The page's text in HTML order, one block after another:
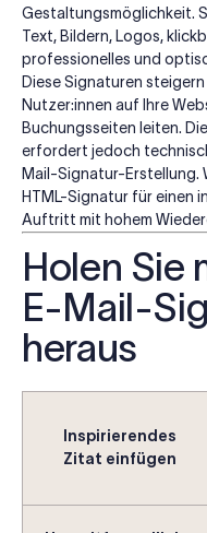
Gestaltungsmöglichkeit.
Text, Bildern, Logos,
professionelles und
Diese Signaturen
Nutzer:innen auf Ihre
Buchungsseiten leiten.
erfordert jedoch
Mail-Signatur-Erstellung.
HTML-Signatur für einen
Auftritt mit hohem
Holen Sie
E-Mail-
heraus
Inspirierendes
Zitat einfügen